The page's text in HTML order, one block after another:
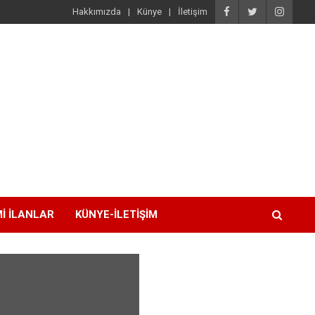
Hakkımızda Künye İletişim
İLANLAR KÜNYE-İLETIŞIM